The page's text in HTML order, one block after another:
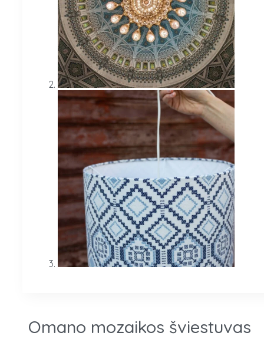
Omano mozaikos šviestuvas